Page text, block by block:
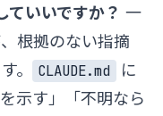
いいですか？ 一
根拠のない指摘
。
CLAUDE.md
に
示す」「不明なら